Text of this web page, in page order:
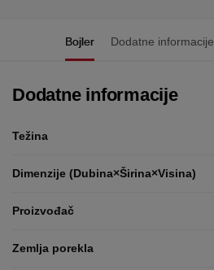
Bojler Dodatne informacije
Dodatne informacije
Težina
Dimenzije (Dubina×Širina×Visina)
Proizvođač
Zemlja porekla